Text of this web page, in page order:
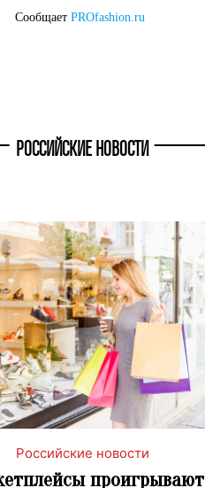
СообщаетPROfashion.ru
РОССИЙСКИЕ НОВОСТИ
Российские новости
проигрывают